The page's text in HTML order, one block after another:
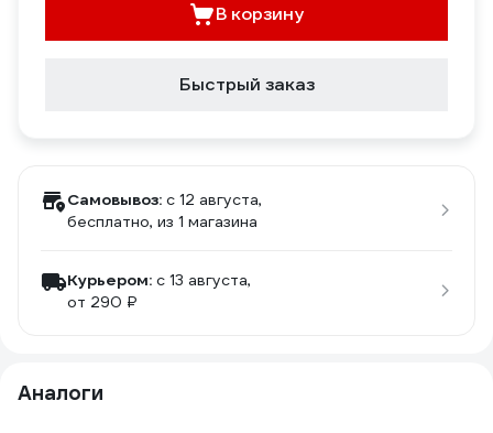
В корзину
Быстрый заказ
Самовывоз: c 12 августа,
бесплатно, из 1 магазина
Курьером: c 13 августа,
от 290 ₽
Аналоги